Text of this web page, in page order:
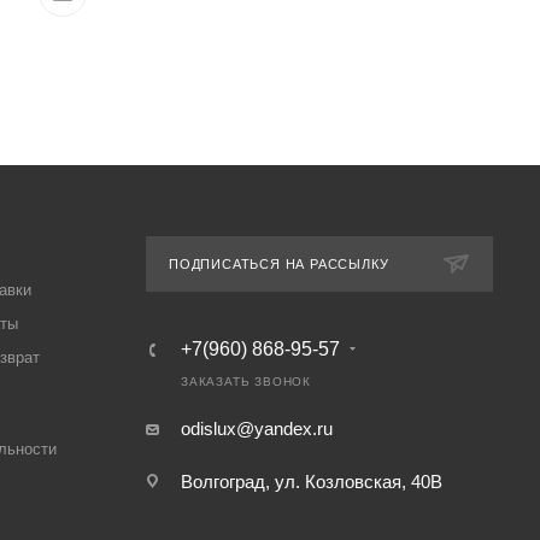
ПОДПИСАТЬСЯ НА РАССЫЛКУ
+7(960) 868-95-57
ЗАКАЗАТЬ ЗВОНОК
odislux@yandex.ru
Волгоград, ул. Козловская, 40В